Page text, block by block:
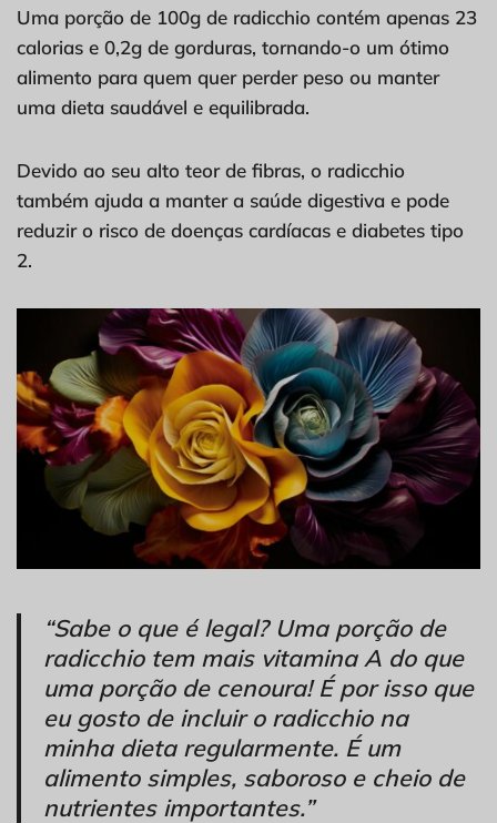
Uma porção de 100g de radicchio contém apenas 23
calorias e 0,2g de gorduras, tornando-o um ótimo
alimento para quem quer perder peso ou manter
uma dieta saudável e equilibrada.
Devido ao seu alto teor de fibras, o radicchio
também ajuda a manter a saúde digestiva e pode
reduzir o risco de doenças cardíacas e diabetes tipo
2.
“Sabe o que é legal? Uma porção de
radicchio tem mais vitamina A do que
uma porção de cenoura! É por isso que
eu gosto de incluir o radicchio na
minha dieta regularmente. É um
alimento simples, saboroso e cheio de
nutrientes importantes.”